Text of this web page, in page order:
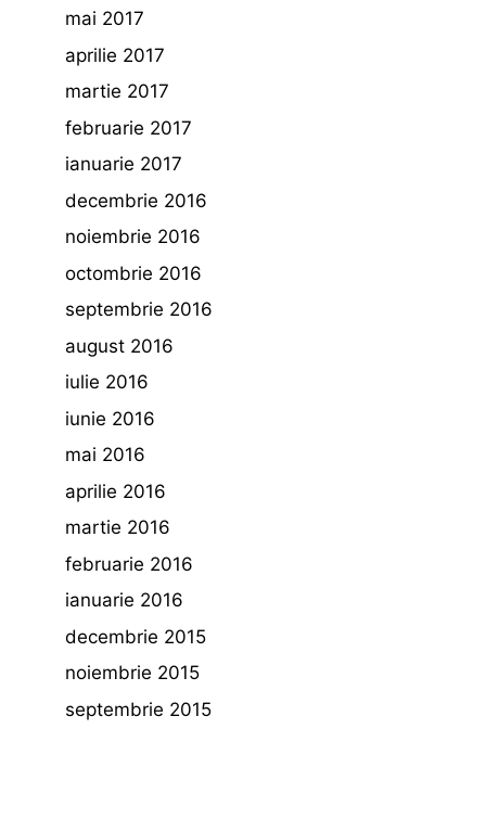
mai 2017
aprilie 2017
martie 2017
februarie 2017
ianuarie 2017
decembrie 2016
noiembrie 2016
octombrie 2016
septembrie 2016
august 2016
iulie 2016
iunie 2016
mai 2016
aprilie 2016
martie 2016
februarie 2016
ianuarie 2016
decembrie 2015
noiembrie 2015
septembrie 2015